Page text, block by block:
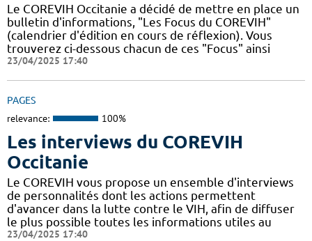
Le COREVIH Occitanie a décidé de mettre en place un
bulletin d'informations, "Les Focus du COREVIH"
(calendrier d'édition en cours de réflexion). Vous
trouverez ci-dessous chacun de ces "Focus" ainsi
23/04/2025 17:40
PAGES
relevance: 100%
Les interviews du COREVIH
Occitanie
Le COREVIH vous propose un ensemble d'interviews
de personnalités dont les actions permettent
d'avancer dans la lutte contre le VIH, afin de diffuser
le plus possible toutes les informations utiles au
23/04/2025 17:40